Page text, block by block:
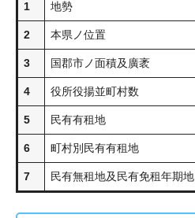
1 地勢
2 本県ノ位置
3 国郡市ノ面積及廣袤
4 役所役揚並町村数
5 民有有租地
6 町村別民有有租地
7 民有無租地及民有免租年期地